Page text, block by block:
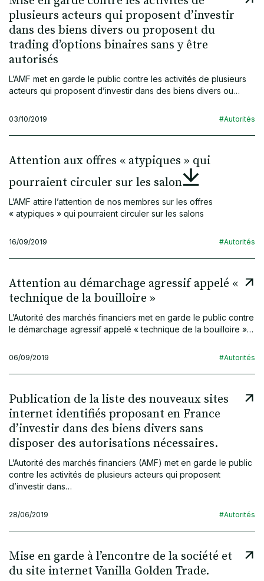
plusieurs acteurs qui proposent d’investir
dans des biens divers ou proposent du
trading d’options binaires sans y être
autorisés
L’AMF met en garde le public contre les activités de plusieurs
acteurs qui proposent d’investir dans des biens divers ou…
03/10/2019 #Autorités
Attention aux offres « atypiques » qui
pourraient circuler sur les salon
L’AMF attire l’attention de nos membres sur les offres
« atypiques » qui pourraient circuler sur les salons
16/09/2019 #Autorités
Attention au démarchage agressif appelé «
technique de la bouilloire »
L’Autorité des marchés financiers met en garde le public contre
le démarchage agressif appelé « technique de la bouilloire »…
06/09/2019 #Autorités
Publication de la liste des nouveaux sites
internet identifiés proposant en France
d’investir dans des biens divers sans
disposer des autorisations nécessaires.
L’Autorité des marchés financiers (AMF) met en garde le public
contre les activités de plusieurs acteurs qui proposent
d’investir dans…
28/06/2019 #Autorités
Mise en garde à l’encontre de la société et
du site internet Vanilla Golden Trade.